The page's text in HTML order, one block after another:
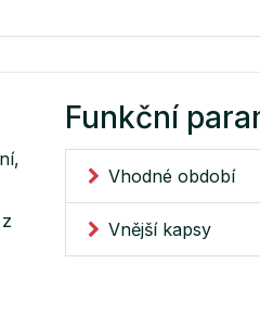
Funkční
Vhodné období
Vnější kapsy